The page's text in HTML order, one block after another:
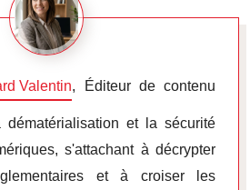
Valentin, Éditeur de contenu
et la sécurité
s'attachant à décrypter
et à croiser les